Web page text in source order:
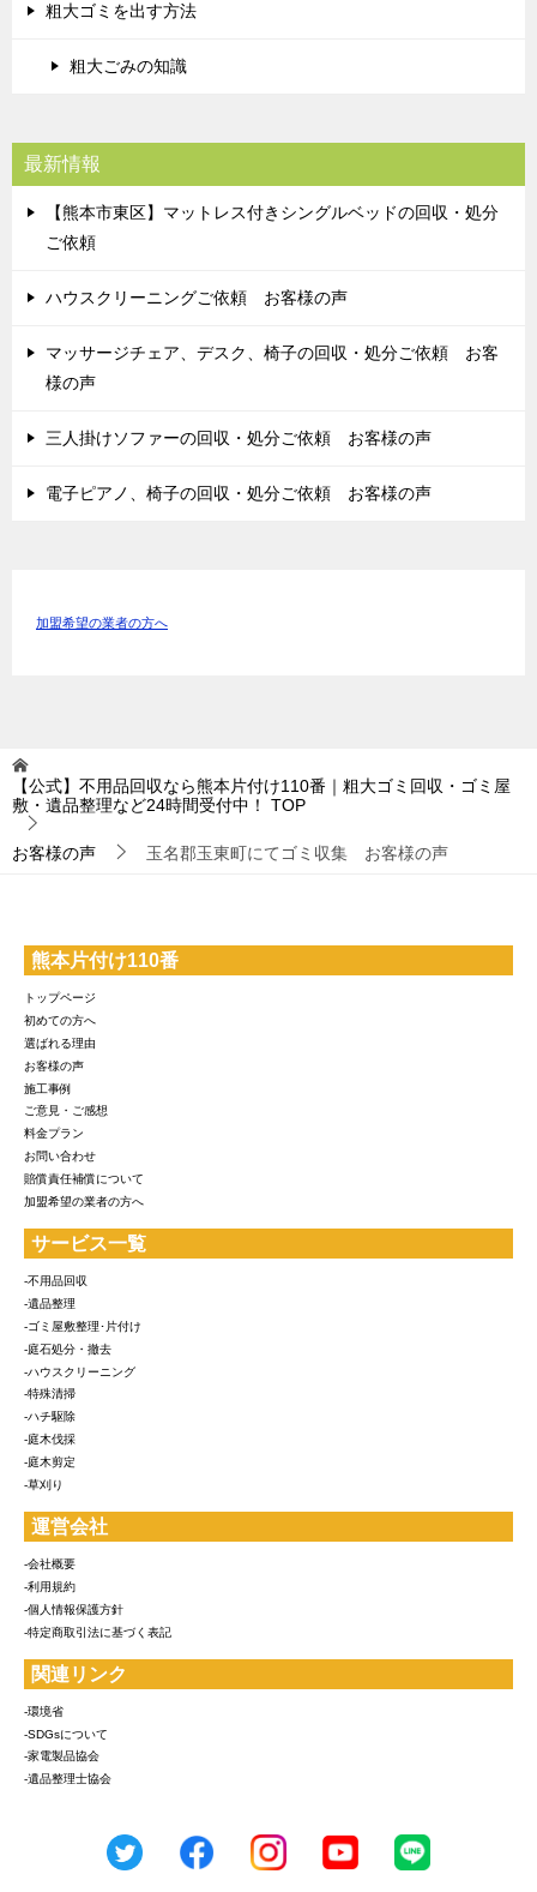
粗大ゴミを出す方法
粗大ごみの知識
最新情報
【熊本市東区】マットレス付きシングルベッドの回収・処分
ご依頼
ハウスクリーニングご依頼 お客様の声
マッサージチェア、デスク、椅子の回収・処分ご依頼 お客
様の声
三人掛けソファーの回収・処分ご依頼 お客様の声
電子ピアノ、椅子の回収・処分ご依頼 お客様の声
加盟希望の業者の方へ
【公式】不用品回収なら熊本片付け110番｜粗大ゴミ回収・ゴミ屋
敷・遺品整理など24時間受付中！
TOP
お客様の声 玉名郡玉東町にてゴミ収集 お客様の声
熊本片付け110番
トップページ
初めての方へ
選ばれる理由
お客様の声
施工事例
ご意見・ご感想
料金プラン
お問い合わせ
賠償責任補償について
加盟希望の業者の方へ
サービス一覧
-不用品回収
-遺品整理
-ゴミ屋敷整理･片付け
-庭石処分・撤去
-ハウスクリーニング
-特殊清掃
-ハチ駆除
-庭木伐採
-庭木剪定
-草刈り
運営会社
-会社概要
-利用規約
-個人情報保護方針
-特定商取引法に基づく表記
関連リンク
-環境省
-SDGsについて
-家電製品協会
-遺品整理士協会